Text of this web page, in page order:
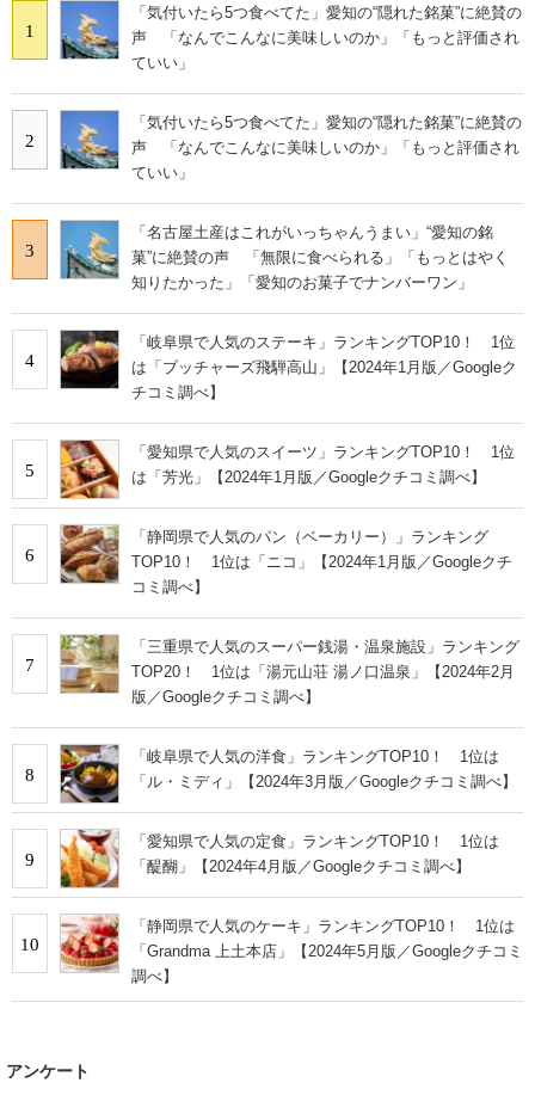
1
「気付いたら5つ食べてた」愛知の“隠れた銘菓”に絶賛の
声 「なんでこんなに美味しいのか」「もっと評価され
ていい」
2
「気付いたら5つ食べてた」愛知の“隠れた銘菓”に絶賛の
声 「なんでこんなに美味しいのか」「もっと評価され
ていい」
3
「名古屋土産はこれがいっちゃんうまい」“愛知の銘
菓”に絶賛の声 「無限に食べられる」「もっとはやく
知りたかった」「愛知のお菓子でナンバーワン」
4
「岐阜県で人気のステーキ」ランキングTOP10！ 1位
は「ブッチャーズ飛騨高山」【2024年1月版／Googleク
チコミ調べ】
5
「愛知県で人気のスイーツ」ランキングTOP10！ 1位
は「芳光」【2024年1月版／Googleクチコミ調べ】
6
「静岡県で人気のパン（ベーカリー）」ランキング
TOP10！ 1位は「ニコ」【2024年1月版／Googleクチ
コミ調べ】
7
「三重県で人気のスーパー銭湯・温泉施設」ランキング
TOP20！ 1位は「湯元山荘 湯ノ口温泉」【2024年2月
版／Googleクチコミ調べ】
8
「岐阜県で人気の洋食」ランキングTOP10！ 1位は
「ル・ミディ」【2024年3月版／Googleクチコミ調べ】
9
「愛知県で人気の定食」ランキングTOP10！ 1位は
「醍醐」【2024年4月版／Googleクチコミ調べ】
10
「静岡県で人気のケーキ」ランキングTOP10！ 1位は
「Grandma 上土本店」【2024年5月版／Googleクチコミ
調べ】
アンケート